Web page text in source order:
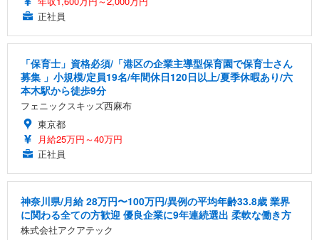
正社員
「保育士」資格必須/「港区の企業主導型保育園で保育士さん
募集 」小規模/定員19名/年間休日120日以上/夏季休暇あり/六
本木駅から徒歩9分
フェニックスキッズ西麻布
東京都
月給25万円～40万円
正社員
神奈川県/月給 28万円〜100万円/異例の平均年齢33.8歳 業界
に関わる全ての方歓迎 優良企業に9年連続選出 柔軟な働き方
株式会社アクアテック